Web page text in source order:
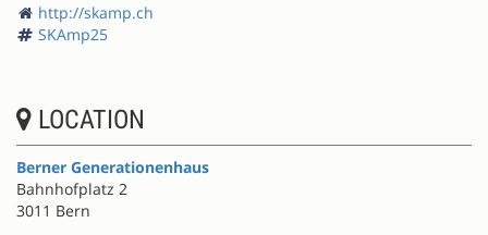
http://skamp.ch
SKAmp25
LOCATION
Berner Generationenhaus
Bahnhofplatz 2
3011 Bern